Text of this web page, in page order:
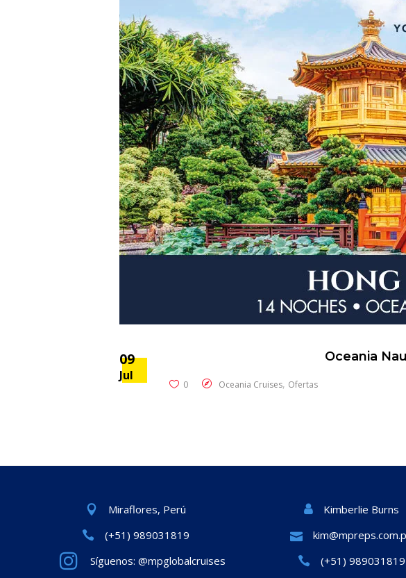
09
Jul
Oceania
0 Oceania Cruises, Ofertas
Miraflores, Perú
(+51) 989031819
Síguenos: @mpglobalcruises
Kimberlie Burns
(+51) 989031819